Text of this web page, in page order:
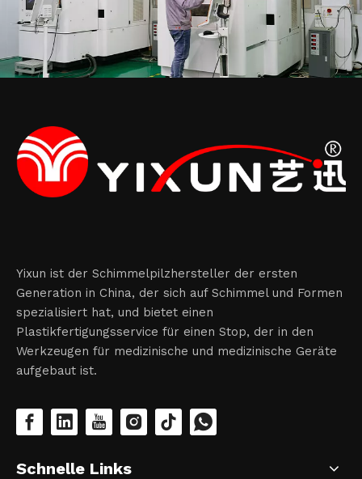
Yixun ist der Schimmelpilzhersteller der ersten
Generation in China, der sich auf Schimmel und Formen
spezialisiert hat, und bietet einen
Plastikfertigungsservice für einen Stop, der in den
Werkzeugen für medizinische und medizinische Geräte
aufgebaut ist.
Schnelle Links